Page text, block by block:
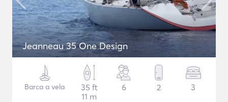
Jeanneau 35 One Design
Barca a vela
35 ft
11 m
6 2 3